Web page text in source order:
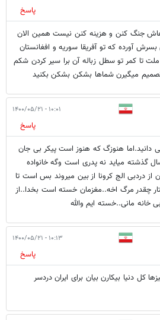
پاسخ
جنگ کنن و هزینه کنن نیست همین الان
بسرش آورده که تو آفریقا سوریه و افغانستان
تا کمر تو سطل زباله آن برا سیر کردن شکم
میگیرن شماها بشکن بشکن بکنید
۱۰:۰۱ - ۱۴۰۰/۰۵/۲۱
پاسخ
هنوزگ که هنوز است پیکر بی جان
از جنگ 8سال ‌که 40سال گذشته میاید نه پدری است وگه خانواده
دردبی الج کرونا از بین میروند بس است تا
چقدر مرگ اخه..مغزمان خسته است بخدا..از
خانه مانی..خسته ایم والله
۱۰:۱۳ - ۱۴۰۰/۰۵/۲۱
پاسخ
کل دنیا بیکارن بیان برای ایران دردسر